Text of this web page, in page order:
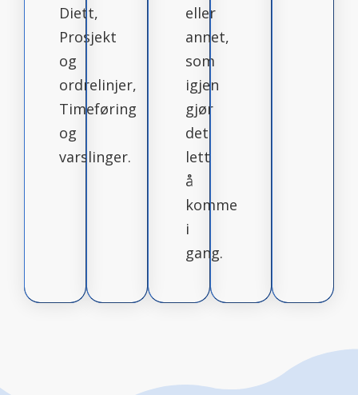
Diett,
Prosjekt
og
ordrelinjer,
Timeføring
og
varslinger.
eller
annet,
som
igjen
gjør
det
lett
å
komme
i
gang.